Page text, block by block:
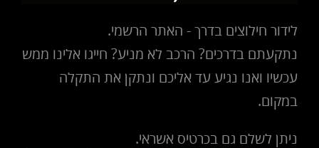
לידור חילוצים בדרך - האתר הרשמי.
נתקעתם בדרכים? הרכב לא מניע? חייגו אלינו ממש
עכשיו ואנו נגיע עד אליכם ונתקן את התקלה
במקום.
ניתן לשלם גם בכרטיס אשראי.